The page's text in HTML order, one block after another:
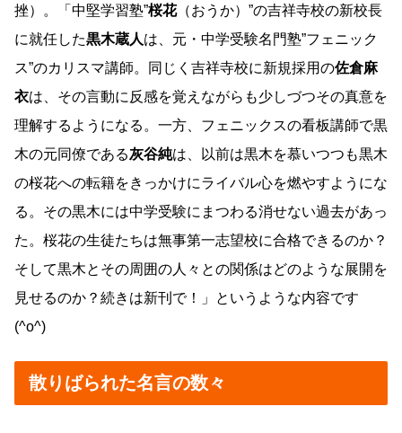
挫）。「中堅学習塾”桜花（おうか）”の吉祥寺校の新校長
に就任した黒木蔵人は、元・中学受験名門塾”フェニック
ス”のカリスマ講師。同じく吉祥寺校に新規採用の佐倉麻
衣は、その言動に反感を覚えながらも少しづつその真意を
理解するようになる。一方、フェニックスの看板講師で黒
木の元同僚である灰谷純は、以前は黒木を慕いつつも黒木
の桜花への転籍をきっかけにライバル心を燃やすようにな
る。その黒木には中学受験にまつわる消せない過去があっ
た。桜花の生徒たちは無事第一志望校に合格できるのか？
そして黒木とその周囲の人々との関係はどのような展開を
見せるのか？続きは新刊で！」というような内容です
(^o^)
散りばられた名言の数々